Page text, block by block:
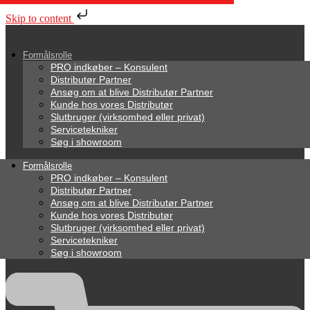
Skip to content
Formålsrolle
PRO indkøber – Konsulent
Distributør Partner
Ansøg om at blive Distributør Partner
Kunde hos vores Distributør
Slutbruger (virksomhed eller privat)
Servicetekniker
Søg i showroom
Formålsrolle
PRO indkøber – Konsulent
Distributør Partner
Ansøg om at blive Distributør Partner
Kunde hos vores Distributør
Slutbruger (virksomhed eller privat)
Servicetekniker
Søg i showroom